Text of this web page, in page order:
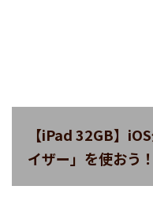
【iPad 32GB】
イザー」を使おう！